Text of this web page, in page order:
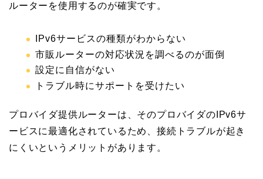
ルーターを使用するのが確実です。
IPv6サービスの種類がわからない
市販ルーターの対応状況を調べるのが面倒
設定に自信がない
トラブル時にサポートを受けたい
プロバイダ提供ルーターは、そのプロバイダのIPv6サ
ービスに最適化されているため、接続トラブルが起き
にくいというメリットがあります。